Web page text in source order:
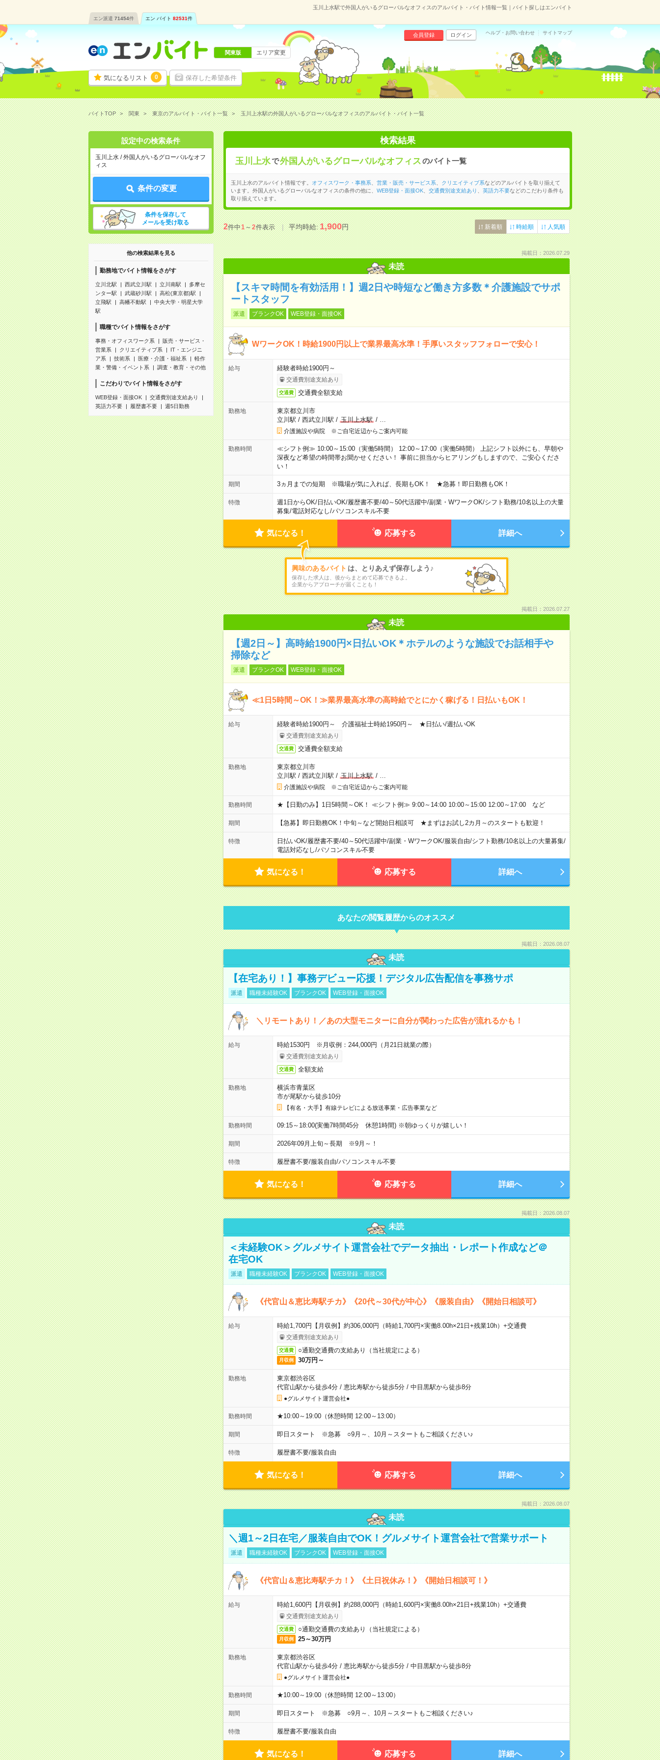
玉川上水駅で外国人がいるグローバルなオフィスのアルバイト・バイト情報一覧｜バイト探しはエンバイト
エン派遣 71454件 エン バイト 82531件
気になるリスト 0 保存した希望条件
会員登録 ログイン ヘルプ・お問い合わせ サイトマップ
関東版 エリア変更
バイトTOP 関東 東京のアルバイト・バイト一覧 玉川上水駅の外国人がいるグローバルなオフィスのアルバイト・バイト一覧
設定中の検索条件
玉川上水 / 外国人がいるグローバルなオフ
ィス
条件の変更
条件を保存して
メールを受け取る
他の検索結果を見る
勤務地でバイト情報をさがす
立川北駅 西武立川駅 立川南駅
多摩セ
ンター駅
武蔵砂川駅
高松(東京都)駅
立飛駅
高幡不動駅
中央大学・明星大学
駅
職種でバイト情報をさがす
事務・オフィスワーク系
販売・サービス・
営業系
クリエイティブ系
IT・エンジニ
ア系
技術系 医療・介護・福祉系
軽作
業・警備・イベント系
調査・教育・その他
こだわりでバイト情報をさがす
WEB登録・面接OK
交通費別途支給あり
英語力不要
履歴書不要 週5日勤務
検索結果
玉川上水で外国人がいるグローバルなオフィスのバイト一覧
玉川上水のアルバイト情報です。 オフィスワーク・事務系 営業・販売・サービス系 クリエイティブ系などのアルバイトを取り揃えて
います。外国人がいるグローバルなオフィスの条件の他に、 WEB登録・面接OK、 交通費別途支給あり 英語力不要などのこだわり条件も
取り揃えています。
2件中1～2件表示 平均時給:1,900円 新着順 時給順 人気順
掲載日：2026.07.29
未読
【スキマ時間を有効活用！】週2日や時短など働き方多数＊介護施設でサポ
ートスタッフ
派遣 ブランクOK WEB登録・面接OK
WワークOK！時給1900円以上で業界最高水準！手厚いスタッフフォローで安心！
給与 経験者時給1900円～
交通費別途支給あり
交通費 交通費全額支給
勤務地
東京都立川市
立川駅 / 西武立川駅 / 玉川上水駅/
介護施設や病院 ※ご自宅近辺からご案内可能
勤務時間
≪シフト例≫ 10:00～15:00（実働5時間） 12:00～17:00（実働5時間） 上記シフト以外にも、早朝や
深夜など希望の時間帯お聞かせください！ 事前に担当からヒアリングもしますので、ご安心くださ
い！
期間 3ヵ月までの短期 ※職場が気に入れば、長期もOK！ ★急募！即日勤務もOK！
特徴 週1日からOK/日払いOK/履歴書不要/40～50代活躍中/副業・WワークOK/シフト勤務/10名以上の大量
募集/電話対応なし/パソコンスキル不要
気になる！ 応募する 詳細へ
興味のあるバイト は、とりあえず保存しよう♪
保存した求人は、後からまとめて応募できるよ。
企業からアプローチが届くことも！
掲載日：2026.07.27
未読
【週2日～】高時給1900円×日払いOK＊ホテルのような施設でお話相手や
掃除など
派遣 ブランクOK WEB登録・面接OK
≪1日5時間～OK！≫業界最高水準の高時給でとにかく稼げる！日払いもOK！
給与 経験者時給1900円～ 介護福祉士時給1950円～ ★日払い/週払いOK
交通費別途支給あり
交通費 交通費全額支給
勤務地
東京都立川市
立川駅 / 西武立川駅 / 玉川上水駅/
介護施設や病院 ※ご自宅近辺からご案内可能
勤務時間 ★【日勤のみ】1日5時間～OK！ ≪シフト例≫ 9:00～14:00 10:00～15:00 12:00～17:00 など
期間 【急募】即日勤務OK！中旬～など開始日相談可 ★まずはお試し2カ月～のスタートも歓迎！
特徴 日払いOK/履歴書不要/40～50代活躍中/副業・WワークOK/服装自由/シフト勤務/10名以上の大量募集/
電話対応なし/パソコンスキル不要
気になる！ 応募する 詳細へ
あなたの閲覧履歴からのオススメ
掲載日：2026.08.07
未読
【在宅あり！】事務デビュー応援！デジタル広告配信を事務サポ
派遣 職種未経験OK ブランクOK WEB登録・面接OK
＼リモートあり！／あの大型モニターに自分が関わった広告が流れるかも！
給与 時給1530円 ※月収例：244,000円（月21日就業の際）
交通費別途支給あり
交通費 全額支給
勤務地
横浜市青葉区
市が尾駅から徒歩10分
【有名・大手】有線テレビによる放送事業・広告事業など
勤務時間 09:15～18:00(実働7時間45分 休憩1時間) ※朝ゆっくりが嬉しい！
期間 2026年09月上旬～長期 ※9月～！
特徴 履歴書不要/服装自由/パソコンスキル不要
気になる！ 応募する 詳細へ
掲載日：2026.08.07
未読
＜未経験OK＞グルメサイト運営会社でデータ抽出・レポート作成など＠
在宅OK
派遣 職種未経験OK ブランクOK WEB登録・面接OK
《代官山＆恵比寿駅チカ》《20代～30代が中心》《服装自由》《開始日相談可》
給与 時給1,700円【月収例】約306,000円（時給1,700円×実働8.00h×21日+残業10h）+交通費
交通費別途支給あり
交通費 ○通勤交通費の支給あり（当社規定による）
月収例 30万円～
勤務地
東京都渋谷区
代官山駅から徒歩4分/ 恵比寿駅から徒歩5分/ 中目黒駅から徒歩8分
●グルメサイト運営会社●
勤務時間 ★10:00～19:00（休憩時間 12:00～13:00）
期間 即日スタート ※急募 ○9月～、10月～スタートもご相談ください♪
特徴 履歴書不要/服装自由
気になる！ 応募する 詳細へ
掲載日：2026.08.07
未読
＼週1～2日在宅／服装自由でOK！グルメサイト運営会社で営業サポート
派遣 職種未経験OK ブランクOK WEB登録・面接OK
《代官山＆恵比寿駅チカ！》《土日祝休み！》《開始日相談可！》
給与 時給1,600円【月収例】約288,000円（時給1,600円×実働8.00h×21日+残業10h）+交通費
交通費別途支給あり
交通費 ○通勤交通費の支給あり（当社規定による）
月収例 25～30万円
勤務地
東京都渋谷区
代官山駅から徒歩4分/ 恵比寿駅から徒歩5分/ 中目黒駅から徒歩8分
●グルメサイト運営会社●
勤務時間 ★10:00～19:00（休憩時間 12:00～13:00）
期間 即日スタート ※急募 ○9月～、10月～スタートもご相談ください♪
特徴 履歴書不要/服装自由
気になる！ 応募する 詳細へ